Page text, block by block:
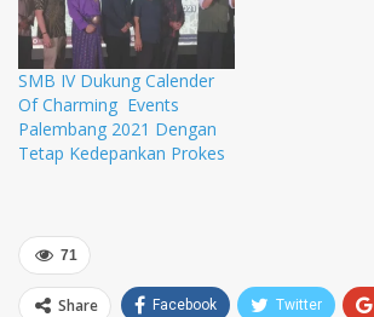
SMB IV Dukung Calender
Of Charming Events
Palembang 2021 Dengan
Tetap Kedepankan Prokes
71
Share Facebook Twitter